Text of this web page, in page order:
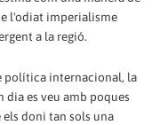
l'odiat imperialisme
a la regió.
política internacional, la
es veu amb poques
doni tan sols una